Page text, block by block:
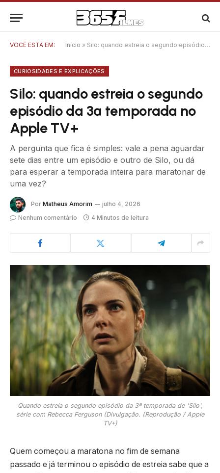
VOCÊ ESTÁ EM: Início » Silo: quando estreia o segundo episódio da 3ª temporada no Apple TV+
CURIOSIDADES E EXPLICAÇÕES
Silo: quando estreia o segundo
episódio da 3ª temporada no
Apple TV+
A pergunta que fica é simples: vale a pena aguardar
sete dias entre um episódio e outro de Silo, ou dá
para esperar a temporada inteira para maratonar de
uma vez?
Por Matheus Amorim
julho 4, 2026
Nenhum comentário
4 Minutos de leitura
Quando estreia o segundo episódio da 3ª temporada de 'Silo',
série com Rebecca Ferguson (Divulgação. (Reprodução / Apple
TV+)
Quem começou a maratona no fim de semana
passado e já terminou o episódio de estreia sabe que a